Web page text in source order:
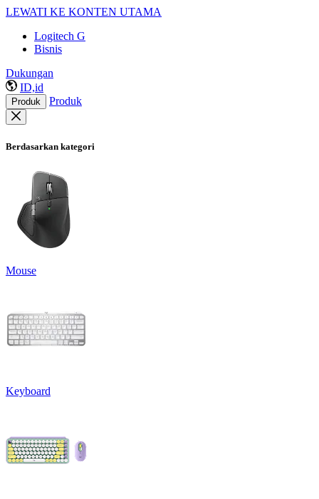
LEWATI KE KONTEN UTAMA
Logitech G
Bisnis
Dukungan
ID,id
Produk Produk
Berdasarkan kategori
Mouse
Keyboard